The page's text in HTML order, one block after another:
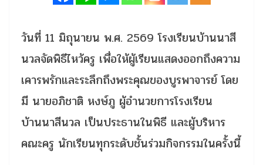
วันที่ 11 มิถุนายน พ.ศ. 2569 โรงเรียนบ้านนาสี
นวลจัดพิธีไหว้ครู เพื่อให้ผู้เรียนแสดงออกถึงความ
เคารพรักและระลึกถึงพระคุณของบูรพาจารย์ โดย
มี นายอภิชาติ หงษ์ภู ผู้อำนวยการโรงเรียน
บ้านนาสีนวล เป็นประธานในพิธี และผู้บริหาร
คณะครู นักเรียนทุกระดับชั้นร่วมกิจกรรมในครั้งนี้